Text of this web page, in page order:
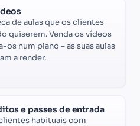
de aulas que os clientes
quiserem. Venda os vídeos
os num plano – as suas aulas
a render.
e passes de entrada
habituais com